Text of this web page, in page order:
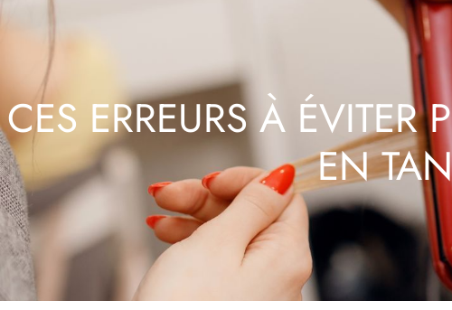
CES ERREURS À ÉVITER
EN